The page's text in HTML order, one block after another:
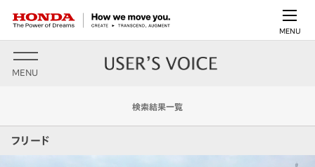
MENU
MENU
検索結果一覧
フリード